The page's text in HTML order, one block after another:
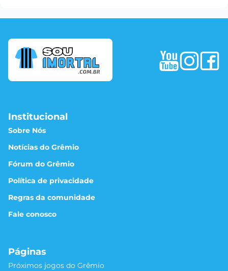
Institucional
Sobre Nós
Notícias do Grêmio
Fórum do Grêmio
Política de privacidade
Regras da comunidade
Fale conosco
Páginas
Próximos jogos do Grêmio